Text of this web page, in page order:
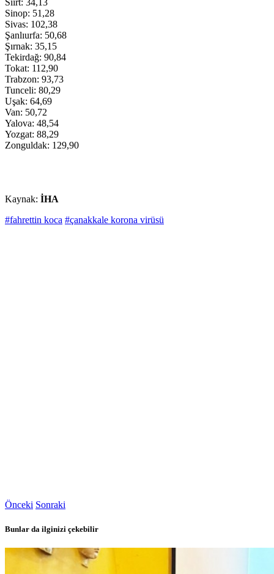
Siirt: 34,13
Sinop: 51,28
Sivas: 102,38
Şanlıurfa: 50,68
Şırnak: 35,15
Tekirdağ: 90,84
Tokat: 112,90
Trabzon: 93,73
Tunceli: 80,29
Uşak: 64,69
Van: 50,72
Yalova: 48,54
Yozgat: 88,29
Zonguldak: 129,90
Kaynak: İHA
#fahrettin koca #çanakkale korona virüsü
Önceki Sonraki
Bunlar da ilginizi çekebilir